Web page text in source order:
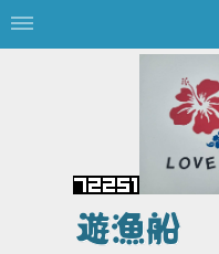
遊漁船